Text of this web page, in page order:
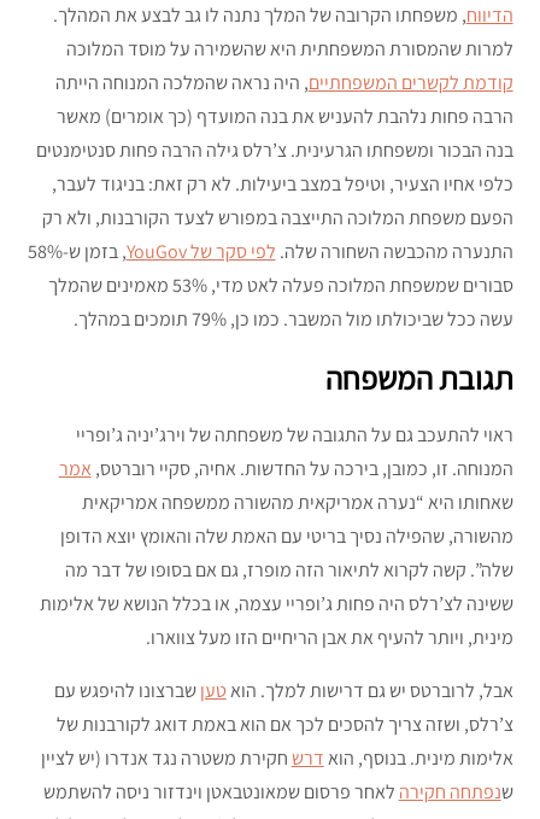
הדיווח, משפחתו הקרובה של המלך נתנה לו גב לבצע את המהלך.
למרות שהמסורת המשפחתית היא שהשמירה על מוסד המלוכה
קודמת לקשרים המשפחתיים, היה נראה שהמלכה המנוחה הייתה
הרבה פחות נלהבת להעניש את בנה המועדף (כך אומרים) מאשר
בנה הבכור ומשפחתו הגרעינית. צ’רלס גילה הרבה פחות סנטימנטים
כלפי אחיו הצעיר, וטיפל במצב ביעילות. לא רק זאת: בניגוד לעבר,
הפעם משפחת המלוכה התייצבה במפורש לצעד הקורבנות, ולא רק
התנערה מהכבשה השחורה שלה. לפי סקר של YouGov
, בזמן ש-58%
סבורים שמשפחת המלוכה פעלה לאט מדי, 53% מאמינים שהמלך
עשה ככל שביכולתו מול המשבר. כמו כן, 79% תומכים במהלך.
תגובת המשפחה
ראוי להתעכב גם על התגובה של משפחתה של וירג’יניה ג’ופריי
המנוחה. זו, כמובן, בירכה על החדשות. אחיה, סקיי רוברטס, אמר
שאחותו היא “נערה אמריקאית מהשורה ממשפחה אמריקאית
מהשורה, שהפילה נסיך בריטי עם האמת שלה והאומץ יוצא הדופן
שלה”. קשה לקרוא לתיאור הזה מופרז, גם אם בסופו של דבר מה
ששינה לצ’רלס היה פחות ג’ופריי עצמה, או בכלל הנושא של אלימות
מינית, ויותר להעיף את אבן הריחיים הזו מעל צווארו.
אבל, לרוברטס יש גם דרישות למלך. הואטעןשברצונו להיפגש עם
צ’רלס, ושזה צריך להסכים לכך אם הוא באמת דואג לקורבנות של
אלימות מינית. בנוסף, הואדרשחקירת משטרה נגד אנדרו (יש לציין
שנפתחה חקירה לאחר פרסום שמאונטבאטן וינדזור ניסה להשתמש